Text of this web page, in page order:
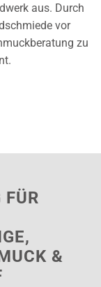
aus. Durch
vor
zu
&